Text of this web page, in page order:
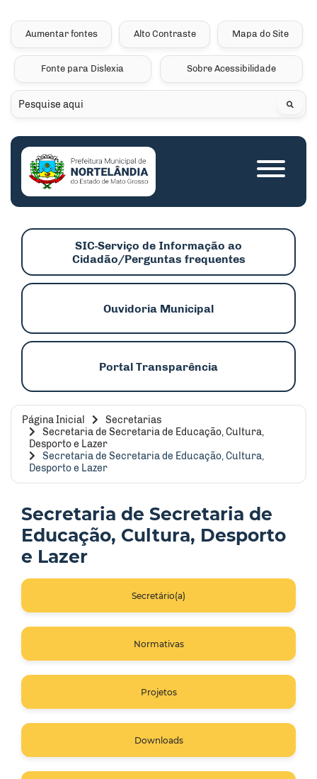
Seção de atalhos e
Ir para o menu [alt+2]
Ir para a busca [alt+3]
Ir para o rodapé [alt+4]
Aumentar fontes Alto Contraste Mapa do Site
Fonte para Dislexia Sobre Acessibilidade
Pesquisar
SIC-Serviço de Informação ao
Cidadão/Perguntas frequentes
Ouvidoria Municipal
Portal Transparência
Seção do menu
Página Inicial
Secretarias
Secretaria de Secretaria de Educação, Cultura,
Desporto e Lazer
Secretaria de Secretaria de Educação, Cultura,
Desporto e Lazer
Secretaria de Secretaria de
Educação, Cultura, Desporto
e Lazer
Secretário(a)
Normativas
Projetos
Downloads